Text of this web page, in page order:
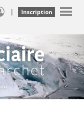
| Inscription